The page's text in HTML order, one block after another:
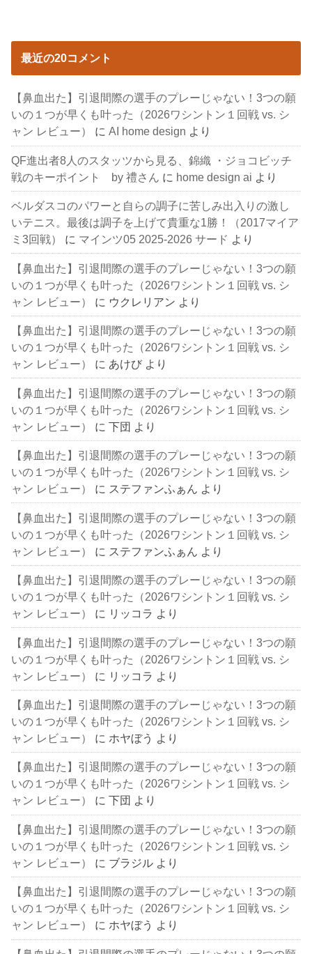
最近の20コメント
【鼻血出た】引退間際の選手のプレーじゃない！3つの願
いの１つが早くも叶った（2026ワシントン１回戦 vs. シ
ャン レビュー）
にAI home design より
QF進出者8人のスタッツから見る、錦織 ・ジョコビッチ
戦のキーポイント by 禮さん に home design ai より
ベルダスコのパワーと自らの調子に苦しみ出入りの激し
いテニス。最後は調子を上げて貴重な1勝！（2017マイア
ミ3回戦）
に マインツ05 2025-2026 サード より
【鼻血出た】引退間際の選手のプレーじゃない！3つの願
いの１つが早くも叶った（2026ワシントン１回戦 vs. シ
ャン レビュー）
に ウクレリアン より
【鼻血出た】引退間際の選手のプレーじゃない！3つの願
いの１つが早くも叶った（2026ワシントン１回戦 vs. シ
ャン レビュー）
に あけび より
【鼻血出た】引退間際の選手のプレーじゃない！3つの願
いの１つが早くも叶った（2026ワシントン１回戦 vs. シ
ャン レビュー）
に下団 より
【鼻血出た】引退間際の選手のプレーじゃない！3つの願
いの１つが早くも叶った（2026ワシントン１回戦 vs. シ
ャン レビュー）
に ステファンふぁん より
【鼻血出た】引退間際の選手のプレーじゃない！3つの願
いの１つが早くも叶った（2026ワシントン１回戦 vs. シ
ャン レビュー）
に ステファンふぁん より
【鼻血出た】引退間際の選手のプレーじゃない！3つの願
いの１つが早くも叶った（2026ワシントン１回戦 vs. シ
ャン レビュー）
に リッコラ より
【鼻血出た】引退間際の選手のプレーじゃない！3つの願
いの１つが早くも叶った（2026ワシントン１回戦 vs. シ
ャン レビュー）
に リッコラ より
【鼻血出た】引退間際の選手のプレーじゃない！3つの願
いの１つが早くも叶った（2026ワシントン１回戦 vs. シ
ャン レビュー）
に ホヤぼう より
【鼻血出た】引退間際の選手のプレーじゃない！3つの願
いの１つが早くも叶った（2026ワシントン１回戦 vs. シ
ャン レビュー）
に下団 より
【鼻血出た】引退間際の選手のプレーじゃない！3つの願
いの１つが早くも叶った（2026ワシントン１回戦 vs. シ
ャン レビュー）
に ブラジル より
【鼻血出た】引退間際の選手のプレーじゃない！3つの願
いの１つが早くも叶った（2026ワシントン１回戦 vs. シ
ャン レビュー）
に ホヤぼう より